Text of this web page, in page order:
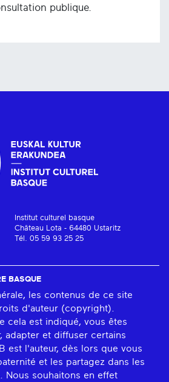
publique.
Institut culturel basque
Château Lota - 64480 Ustaritz
Tél. 05 59 93 25 25
BASQUE
les contenus de ce site
d'auteur (copyright).
cela est indiqué, vous êtes
adapter et diffuser certains
est l'auteur, dès lors que vous
et les partagez dans les
Nous souhaitons en effet